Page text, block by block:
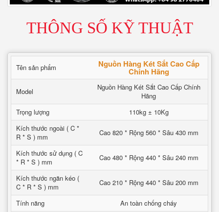
THÔNG SỐ KỸ THUẬT
Tên sản phẩm Nguồn Hàng Két Sắt Cao Cấp
Chính Hãng
Model
Nguồn Hàng Két Sắt Cao Cấp Chính
Hãng
Trọng lượng
110kg ± 10Kg
Kích thước ngoài ( C *
R * S ) mm
Cao 820 * Rộng 560 * Sâu 430 mm
Kích thước sử dụng ( C
* R * S ) mm
Cao 480 * Rộng 440 * Sâu 240 mm
Kích thước ngăn kéo (
C * R * S ) mm
Cao 210 * Rộng 440 * Sâu 200 mm
Tính năng
An toàn chống cháy